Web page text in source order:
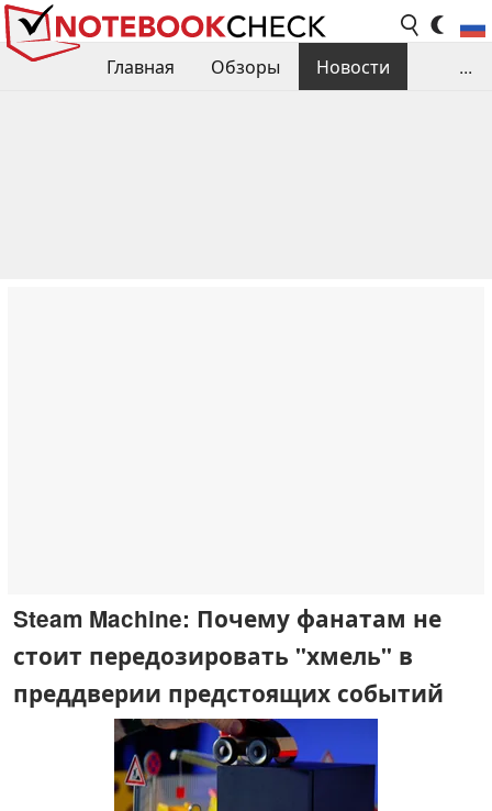
Главная Обзоры
Новости
...
Steam Machine: Почему фанатам не
стоит передозировать "хмель" в
преддверии предстоящих событий